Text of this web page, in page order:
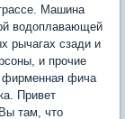
Машина
водоплавающей
рычагах сзади и
и прочие
фирменная фича
Привет
там, что